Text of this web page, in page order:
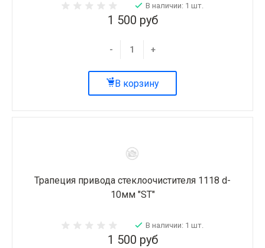
В наличии: 1 шт.
1 500 руб
- +
В корзину
Трапеция привода стеклоочистителя 1118 d-
10мм "ST"
В наличии: 1 шт.
1 500 руб